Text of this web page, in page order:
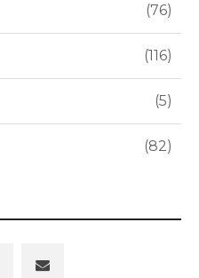
76
116
5
82